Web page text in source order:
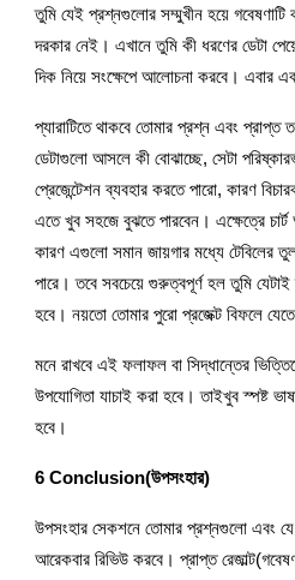
তুমি যেই প্রশ্নগুলোর সম্মুখীন হয়ে
দরকার নেই। এখানে তুমি কী ধরণের ডেটা
দিক নিয়ে সংক্ষেপে আলোচনা করবে। এবার
প্যারাটিতে থাকবে তোমার প্রশ্ন এবং
ডেটাগুলো আসলে কী বোঝাচ্ছে, সেটা
প্রেজেন্টেশন ব্যবহার করতে পারো, কারণ
এতে খুব সহজে বুঝতে পারবেন। এক্ষেত্রে
কারণ এগুলো সমান জায়গার মধ্যে টেবিলের
পারে। তবে সবচেয়ে গুরুত্বপূর্ণ হল তুমি
হবে। নয়তো তোমার পুরো প্রজেক্ট বিফলে যেতে
মনে রাখবে এই ফলাফল বা সিদ্ধান্তের
উপযোগিতা যাচাই করা হবে। তাইখুব স্পষ্ট
হবে।
6 Conclusion(উপসংহার)
উপসংহার সেকশনে তোমার প্রশ্নগুলো এবং যে
আরেকবার রিভিউ করবে। প্রাপ্ত